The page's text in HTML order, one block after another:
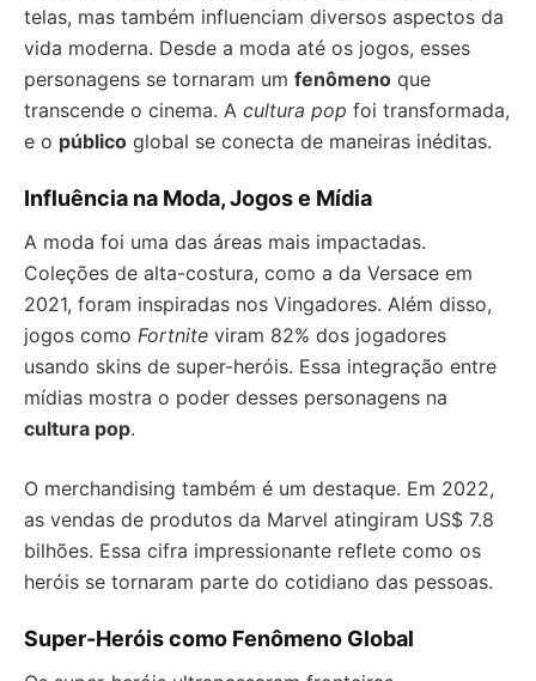
telas, mas também influenciam diversos aspectos da
vida moderna. Desde a moda até os jogos, esses
personagens se tornaram um fenômeno que
transcende o cinema. A cultura pop foi transformada,
e o público global se conecta de maneiras inéditas.
Influência na Moda, Jogos e Mídia
A moda foi uma das áreas mais impactadas.
Coleções de alta-costura, como a da Versace em
2021, foram inspiradas nos Vingadores. Além disso,
jogos como Fortnite viram 82% dos jogadores
usando skins de super-heróis. Essa integração entre
mídias mostra o poder desses personagens na
cultura pop.
O merchandising também é um destaque. Em 2022,
as vendas de produtos da Marvel atingiram US$ 7.8
bilhões. Essa cifra impressionante reflete como os
heróis se tornaram parte do cotidiano das pessoas.
Super-Heróis como Fenômeno Global